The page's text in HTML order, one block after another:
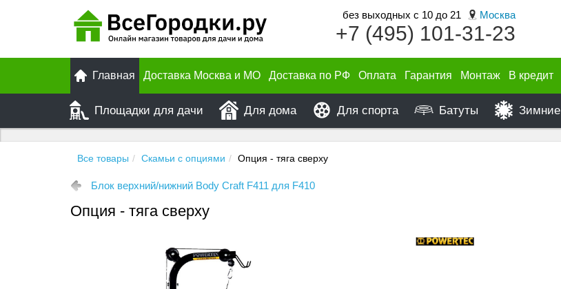
без выходных с 10 до 21 Москва
+7 (495) 101-31-23
Главная Доставка Москва и МО Доставка по РФ Оплата Гарантия Монтаж В кредит
Площадки для дачи Для дома Для спорта Батуты Зимние
Все товары Скамьи с опциями Опция - тяга сверху
Блок верхний/нижний Body Craft F411 для F410
Опция - тяга сверху